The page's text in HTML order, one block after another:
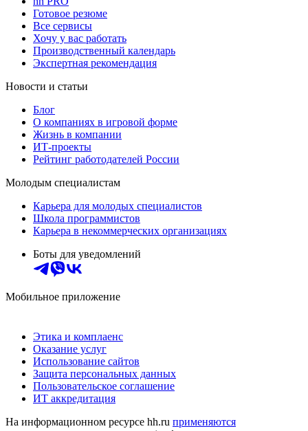
Готовое резюме
Все сервисы
Хочу у вас работать
Производственный календарь
Экспертная рекомендация
Новости и статьи
Блог
О компаниях в игровой форме
Жизнь в компании
ИТ-проекты
Рейтинг работодателей России
Молодым специалистам
Карьера для молодых специалистов
Школа программистов
Карьера в некоммерческих организациях
Боты для уведомлений
Мобильное приложение
Этика и комплаенс
Оказание услуг
Использование сайтов
Защита персональных данных
Пользовательское соглашение
ИТ аккредитация
На информационном ресурсе hh.ru применяются